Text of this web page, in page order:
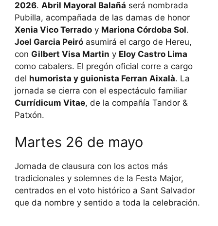
2026. Abril Mayoral Balañá será nombrada
Pubilla, acompañada de las damas de honor
Xenia Vico Terrado y Mariona Córdoba Sol.
Joel Garcia Peiró asumirá el cargo de Hereu,
con Gilbert Visa Martin y Eloy Castro Lima
como cabalers. El pregón oficial corre a cargo
del humorista y guionista Ferran Aixalà. La
jornada se cierra con el espectáculo familiar
Currídicum Vitae, de la compañía Tandor &
Patxón.
Martes 26 de mayo
Jornada de clausura con los actos más
tradicionales y solemnes de la Festa Major,
centrados en el voto histórico a Sant Salvador
que da nombre y sentido a toda la celebración.